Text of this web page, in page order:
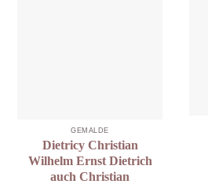
GEMÄLDE
Dietricy Christian
Wilhelm Ernst Dietrich
auch Christian